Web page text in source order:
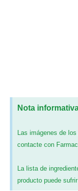
Nota
Las imágenes de
contacte con
La lista de
producto puede